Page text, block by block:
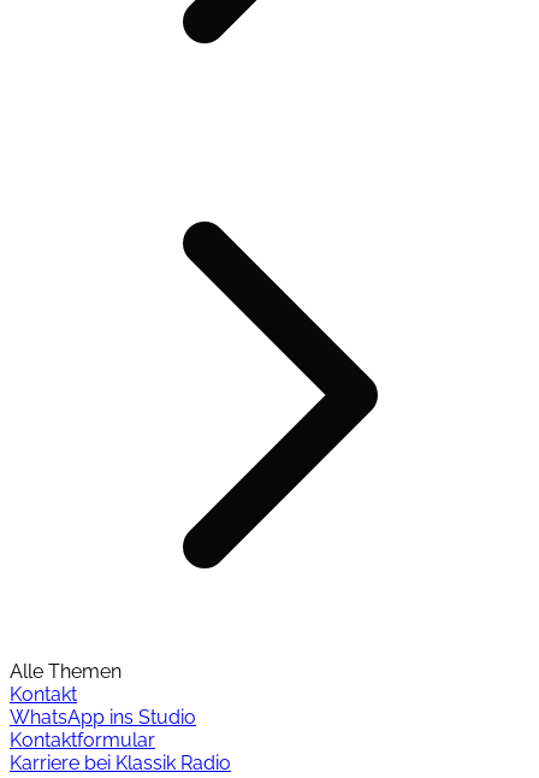
Alle Themen
Kontakt
WhatsApp ins Studio
Kontaktformular
Karriere bei Klassik Radio